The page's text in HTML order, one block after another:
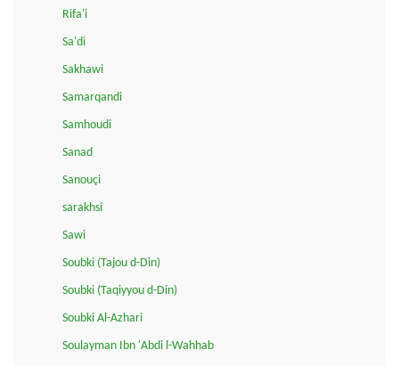
Rifa'i
Sa'di
Sakhawi
Samarqandi
Samhoudi
Sanad
Sanouçi
sarakhsi
Sawi
Soubki (Tajou d-Din)
Soubki (Taqiyyou d-Din)
Soubki Al-Azhari
Soulayman Ibn 'Abdi l-Wahhab